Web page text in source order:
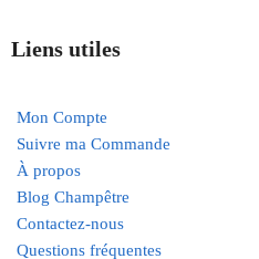
Liens utiles
Mon Compte
Suivre ma Commande
À propos
Blog Champêtre
Contactez-nous
Questions fréquentes